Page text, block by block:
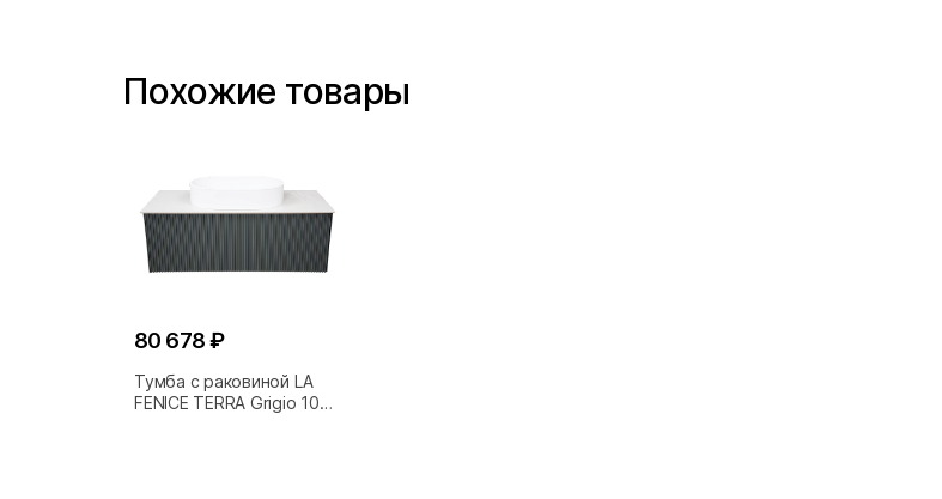
Похожие товары
80 678 ₽
Тумба с раковиной LA
FENICE TERRA Grigio 100